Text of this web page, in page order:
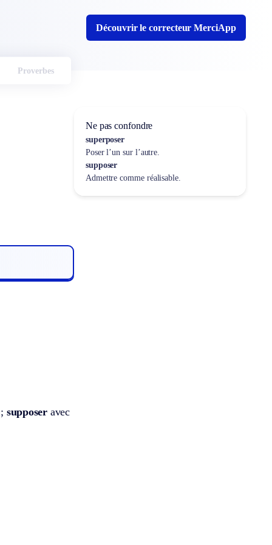
Découvrir le correcteur MerciApp
Proverbes
supposer avec
Ne pas confondre
superposer
Poser l’un sur l’autre.
supposer
Admettre comme réalisable.